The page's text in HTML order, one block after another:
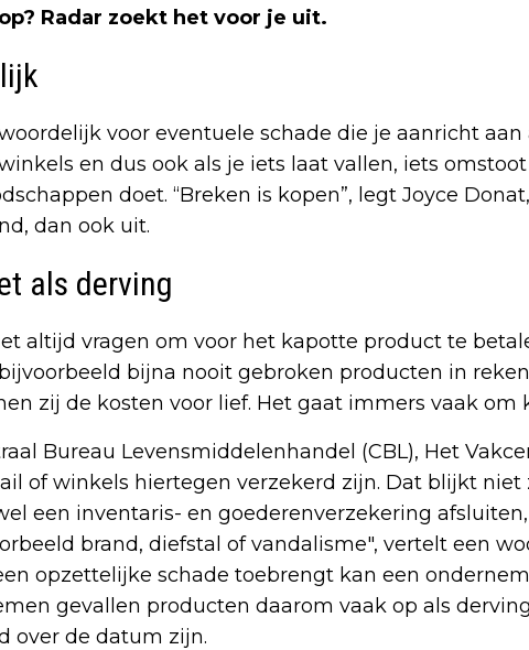
Radar zoekt het voor je uit.
voor eventuele schade die je aanricht aan
en dus ook als je iets laat vallen, iets
doet. “Breken is kopen”, legt Joyce
dan ook uit.
als derving
altijd vragen om voor het kapotte product te
bijna nooit gebroken producten in
zij de kosten voor lief. Het gaat immers vaak om
Bureau Levensmiddelenhandel (CBL), Het
of winkels hiertegen verzekerd zijn. Dat blijkt niet
een inventaris- en goederenverzekering
brand, diefstal of vandalisme", vertelt een
opzettelijke schade toebrengt kan een
gevallen producten daarom vaak op als
over de datum zijn.